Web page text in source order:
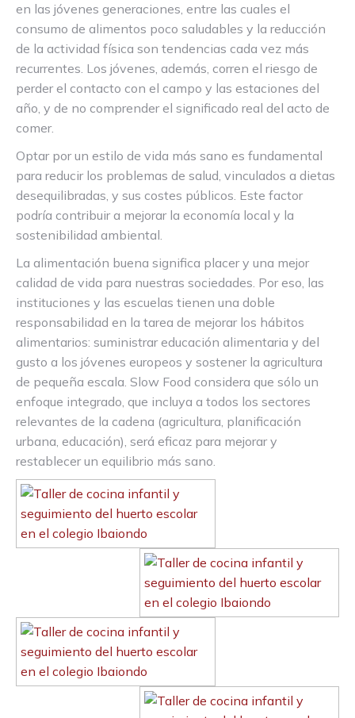
en las jóvenes generaciones, entre las cuales el
consumo de alimentos poco saludables y la reducción
de la actividad física son tendencias cada vez más
recurrentes. Los jóvenes, además, corren el riesgo de
perder el contacto con el campo y las estaciones del
año, y de no comprender el significado real del acto de
comer.
Optar por un estilo de vida más sano es fundamental
para reducir los problemas de salud, vinculados a dietas
desequilibradas, y sus costes públicos. Este factor
podría contribuir a mejorar la economía local y la
sostenibilidad ambiental.
La alimentación buena significa placer y una mejor
calidad de vida para nuestras sociedades. Por eso, las
instituciones y las escuelas tienen una doble
responsabilidad en la tarea de mejorar los hábitos
alimentarios: suministrar educación alimentaria y del
gusto a los jóvenes europeos y sostener la agricultura
de pequeña escala. Slow Food considera que sólo un
enfoque integrado, que incluya a todos los sectores
relevantes de la cadena (agricultura, planificación
urbana, educación), será eficaz para mejorar y
restablecer un equilibrio más sano.